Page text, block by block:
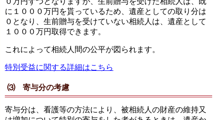
に１０００万円を貰っているため、遺産としての取り分は
０となり、生前贈与を受けていない相続人は、遺産として
１０００万円取得できます。
これによって相続人間の公平が図られます。
特別受益に関する詳細はこちら
⑶ 寄与分の考慮
寄与分は、看護等の方法により、被相続人の財産の維持又